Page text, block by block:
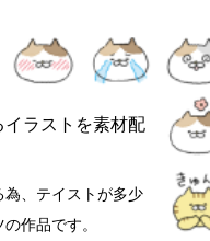
ラストを素材配
、テイストが多少
作品です。